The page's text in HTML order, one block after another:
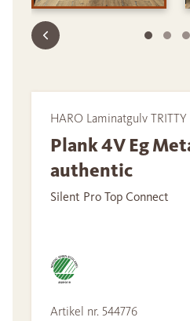
HARO Laminatgulv
Plank 4V Eg
authentic
Silent Pro Top Connect
Artikel nr. 544776